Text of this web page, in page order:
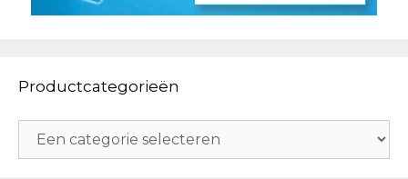
Productcategorieën